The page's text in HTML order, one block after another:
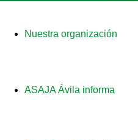
Nuestra organización
ASAJA Ávila informa